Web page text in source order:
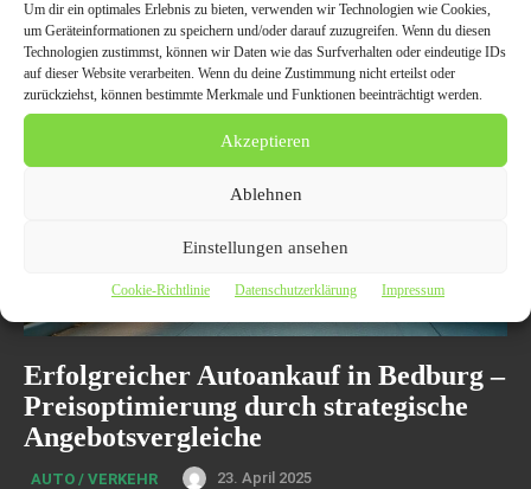
Um dir ein optimales Erlebnis zu bieten, verwenden wir Technologien wie Cookies,
um Geräteinformationen zu speichern und/oder darauf zuzugreifen. Wenn du diesen
Technologien zustimmst, können wir Daten wie das Surfverhalten oder eindeutige IDs
auf dieser Website verarbeiten. Wenn du deine Zustimmung nicht erteilst oder
zurückziehst, können bestimmte Merkmale und Funktionen beeinträchtigt werden.
Akzeptieren
Ablehnen
Einstellungen ansehen
Cookie-Richtlinie Datenschutzerklärung Impressum
häufigsten Fallstricke und wie Sie diese umgehen können.
Erfolgreicher Autoankauf in Bedburg –
Preisoptimierung durch strategische
Angebotsvergleiche
AUTO / VERKEHR
23. April 2025